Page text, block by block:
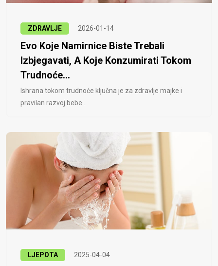
ZDRAVLJE 2026-01-14
Evo Koje Namirnice Biste Trebali
Izbjegavati, A Koje Konzumirati Tokom
Trudnoće...
Ishrana tokom trudnoće ključna je za zdravlje majke i
pravilan razvoj bebe...
LJEPOTA 2025-04-04